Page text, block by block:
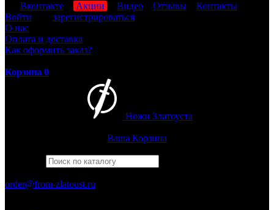
Вконтакте Акции Видео Отзывы
Контакты
Войти
зарегистрироваться
О нас
Оплата и доставка
Как оформить заказ?
Корзина 0
Ножи Златоуста
Ваша Корзина
order@from-zlatoust.ru